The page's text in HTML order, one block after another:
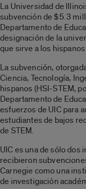
La Universidad de
subvención de $5.3
Departamento de
designación de la
que sirve a los
La subvención,
Ciencia, Tecnología,
hispanos (HSI-STEM,
Departamento de
esfuerzos de UIC para
estudiantes de bajos
de STEM.
UIC es una de sólo
recibieron
Carnegie como una
de investigación